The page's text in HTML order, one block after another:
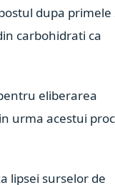
dupa primele
carbohidrati ca
eliberarea
urma acestui
lipsei surselor de